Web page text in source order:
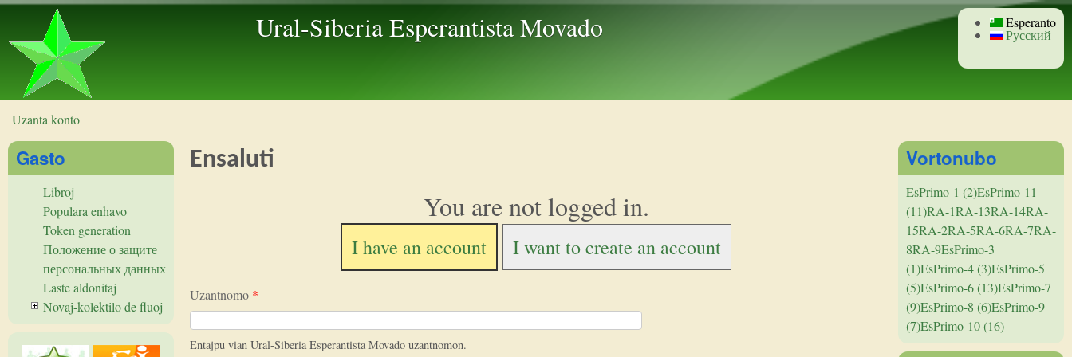
Ural-Siberia Esperantista Movado Esperanto
Русский
Vi estas ĉi tie
Uzanta konto
Ensaluti
You are not logged in.
I have an account I want to create an account
Uzantnomo *
Entajpu vian Ural-Siberia Esperantista Movado uzantnomon.
Gasto
Libroj
Populara enhavo
Token generation
Положение о защите
персональных данных
Laste aldonitaj
Novaĵ-kolektilo de fluoj
Vortonubo
EsPrimo-1 (2)EsPrimo-11
(11)RA-1RA-13RA-14RA-
15RA-2RA-5RA-6RA-7RA-
8RA-9EsPrimo-3
(1)EsPrimo-4 (3)EsPrimo-5
(5)EsPrimo-6 (13)EsPrimo-7
(9)EsPrimo-8 (6)EsPrimo-9
(7)EsPrimo-10 (16)